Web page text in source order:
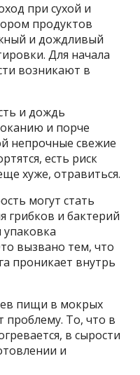
при сухой и
продуктов
и дождливый
Для начала
возникают в
и дождь
и порче
непрочные свежие
есть риск
хуже, отравиться.
могут стать
грибков и бактерий
упаковка
вызвано тем, что
проникает внутрь
пищи в мокрых
проблему. То, что в
в сырости
и